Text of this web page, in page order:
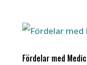
Fördelar med